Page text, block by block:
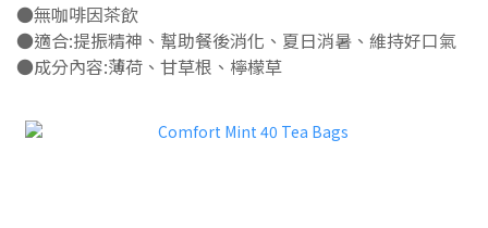
●無咖啡因茶飲
●適合:提振精神、幫助餐後消化、夏日消暑、維持好口氣
●成分內容:薄荷、甘草根、檸檬草